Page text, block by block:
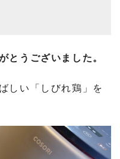
とうございました。
しい「しびれ鶏」を